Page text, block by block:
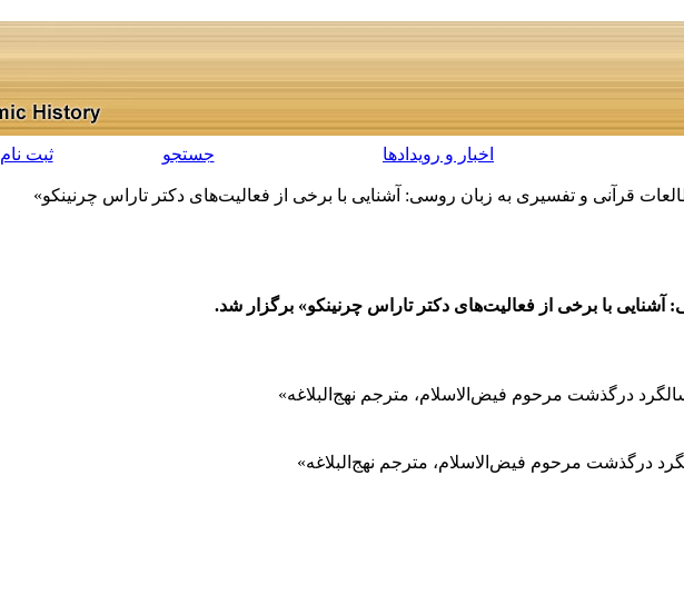
اخبار و رویدادها جستجو ثبت نام
قرآنی و تفسیری به زبان روسی: آشنایی با برخی از فعالیت‌های دکتر تاراس چرنینکو»
با برخی از فعالیت‌های دکتر تاراس چرنینکو» برگزار شد.
درگذشت مرحوم فیض‌الاسلام، مترجم نهج‌البلاغه»
درگذشت مرحوم فیض‌الاسلام، مترجم نهج‌البلاغه»